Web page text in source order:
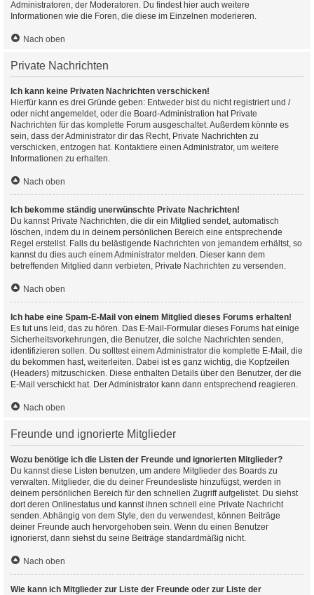
Administratoren, der Moderatoren. Du findest hier auch weitere
Informationen wie die Foren, die diese im Einzelnen moderieren.
Nach oben
Private Nachrichten
Ich kann keine Privaten Nachrichten verschicken!
Hierfür kann es drei Gründe geben: Entweder bist du nicht registriert und /
oder nicht angemeldet, oder die Board-Administration hat Private
Nachrichten für das komplette Forum ausgeschaltet. Außerdem könnte es
sein, dass der Administrator dir das Recht, Private Nachrichten zu
verschicken, entzogen hat. Kontaktiere einen Administrator, um weitere
Informationen zu erhalten.
Nach oben
Ich bekomme ständig unerwünschte Private Nachrichten!
Du kannst Private Nachrichten, die dir ein Mitglied sendet, automatisch
löschen, indem du in deinem persönlichen Bereich eine entsprechende
Regel erstellst. Falls du belästigende Nachrichten von jemandem erhältst, so
kannst du dies auch einem Administrator melden. Dieser kann dem
betreffenden Mitglied dann verbieten, Private Nachrichten zu versenden.
Nach oben
Ich habe eine Spam-E-Mail von einem Mitglied dieses Forums erhalten!
Es tut uns leid, das zu hören. Das E-Mail-Formular dieses Forums hat einige
Sicherheitsvorkehrungen, die Benutzer, die solche Nachrichten senden,
identifizieren sollen. Du solltest einem Administrator die komplette E-Mail, die
du bekommen hast, weiterleiten. Dabei ist es ganz wichtig, die Kopfzeilen
(Headers) mitzuschicken. Diese enthalten Details über den Benutzer, der die
E-Mail verschickt hat. Der Administrator kann dann entsprechend reagieren.
Nach oben
Freunde und ignorierte Mitglieder
Wozu benötige ich die Listen der Freunde und ignorierten Mitglieder?
Du kannst diese Listen benutzen, um andere Mitglieder des Boards zu
verwalten. Mitglieder, die du deiner Freundesliste hinzufügst, werden in
deinem persönlichen Bereich für den schnellen Zugriff aufgelistet. Du siehst
dort deren Onlinestatus und kannst ihnen schnell eine Private Nachricht
senden. Abhängig von dem Style, den du verwendest, können Beiträge
deiner Freunde auch hervorgehoben sein. Wenn du einen Benutzer
ignorierst, dann siehst du seine Beiträge standardmäßig nicht.
Nach oben
Wie kann ich Mitglieder zur Liste der Freunde oder zur Liste der